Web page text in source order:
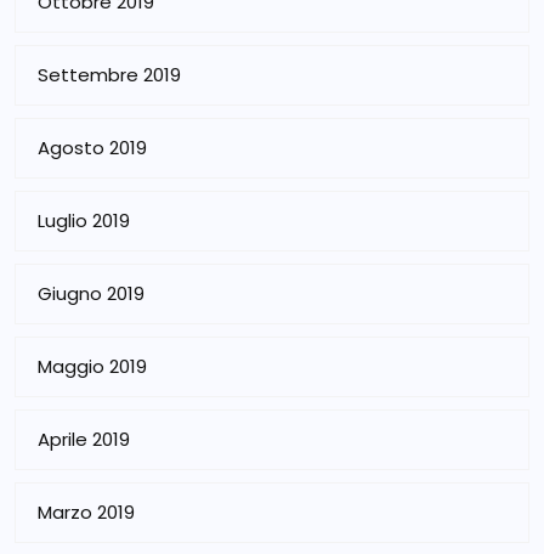
Settembre 2019
Agosto 2019
Luglio 2019
Giugno 2019
Maggio 2019
Aprile 2019
Marzo 2019